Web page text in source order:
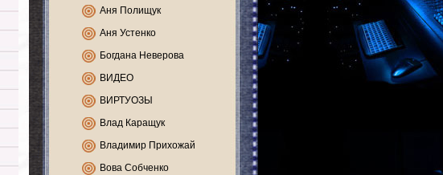
Аня Полищук
Аня Устенко
Богдана Неверова
ВИДЕО
ВИРТУОЗЫ
Влад Каращук
Владимир Прихожай
Вова Собченко